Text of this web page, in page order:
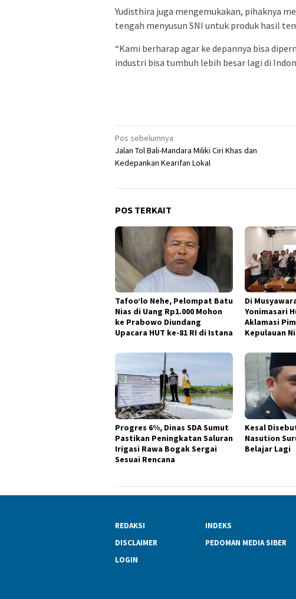
Yudisthira juga mengemukakan, pihaknya
tengah menyusun SNI untuk produk hasil
“Kami berharap agar ke depannya bisa
industri bisa tumbuh lebih besar lagi di
Navigasi
pos
Pos sebelumnya
Jalan Tol Bali-Mandara Miliki Ciri Khas dan
Kedepankan Kearifan Lokal
POS TERKAIT
Tafoo’lo Nehe, Pelompat Batu
Nias di Uang Rp1.000 Mohon
ke Prabowo Diundang
Upacara HUT ke-81 RI di Istana
Di
Yonimasari
Aklamasi
Kepulauan
Progres 6%, Dinas SDA Sumut
Pastikan Peningkatan Saluran
Irigasi Rawa Bogak Sergai
Sesuai Rencana
Kesal
Nasution
Belajar Lagi
REDAKSI INDEKS
DISCLAIMER
PEDOMAN MEDIA SIBER
LOGIN